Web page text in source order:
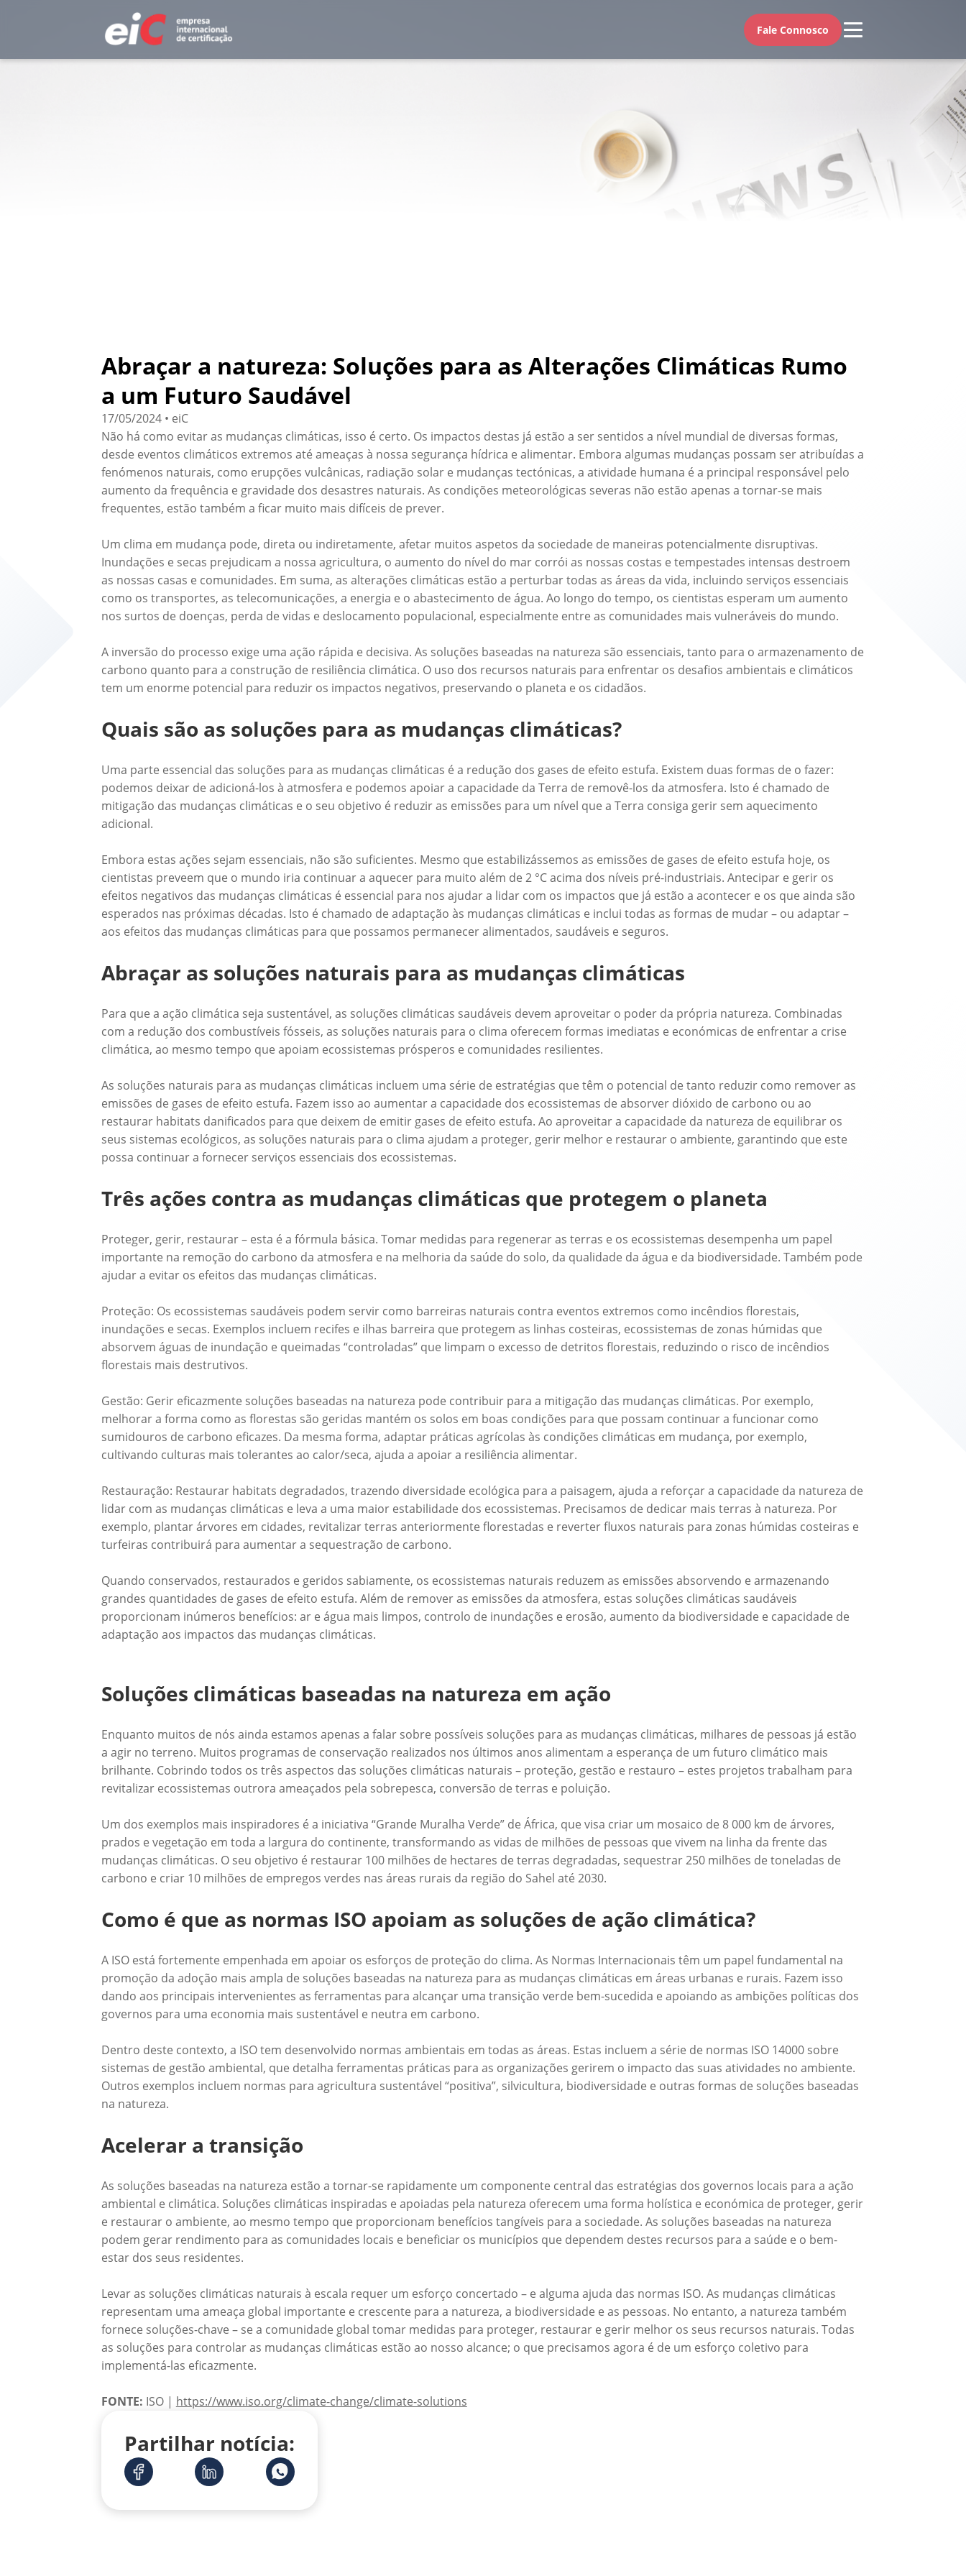
Fale Connosco
Abraçar a natureza: Soluções para as Alterações Climáticas Rumo
a um Futuro Saudável
17/05/2024 • eiC
Não há como evitar as mudanças climáticas, isso é certo. Os impactos destas já estão a ser sentidos a nível mundial de diversas formas,
desde eventos climáticos extremos até ameaças à nossa segurança hídrica e alimentar. Embora algumas mudanças possam ser atribuídas a
fenómenos naturais, como erupções vulcânicas, radiação solar e mudanças tectónicas, a atividade humana é a principal responsável pelo
aumento da frequência e gravidade dos desastres naturais. As condições meteorológicas severas não estão apenas a tornar-se mais
frequentes, estão também a ficar muito mais difíceis de prever.
Um clima em mudança pode, direta ou indiretamente, afetar muitos aspetos da sociedade de maneiras potencialmente disruptivas.
Inundações e secas prejudicam a nossa agricultura, o aumento do nível do mar corrói as nossas costas e tempestades intensas destroem
as nossas casas e comunidades. Em suma, as alterações climáticas estão a perturbar todas as áreas da vida, incluindo serviços essenciais
como os transportes, as telecomunicações, a energia e o abastecimento de água. Ao longo do tempo, os cientistas esperam um aumento
nos surtos de doenças, perda de vidas e deslocamento populacional, especialmente entre as comunidades mais vulneráveis do mundo.
A inversão do processo exige uma ação rápida e decisiva. As soluções baseadas na natureza são essenciais, tanto para o armazenamento de
carbono quanto para a construção de resiliência climática. O uso dos recursos naturais para enfrentar os desafios ambientais e climáticos
tem um enorme potencial para reduzir os impactos negativos, preservando o planeta e os cidadãos.
Quais são as soluções para as mudanças climáticas?
Uma parte essencial das soluções para as mudanças climáticas é a redução dos gases de efeito estufa. Existem duas formas de o fazer:
podemos deixar de adicioná-los à atmosfera e podemos apoiar a capacidade da Terra de removê-los da atmosfera. Isto é chamado de
mitigação das mudanças climáticas e o seu objetivo é reduzir as emissões para um nível que a Terra consiga gerir sem aquecimento
adicional.
Embora estas ações sejam essenciais, não são suficientes. Mesmo que estabilizássemos as emissões de gases de efeito estufa hoje, os
cientistas preveem que o mundo iria continuar a aquecer para muito além de 2 °C acima dos níveis pré-industriais. Antecipar e gerir os
efeitos negativos das mudanças climáticas é essencial para nos ajudar a lidar com os impactos que já estão a acontecer e os que ainda são
esperados nas próximas décadas. Isto é chamado de adaptação às mudanças climáticas e inclui todas as formas de mudar – ou adaptar –
aos efeitos das mudanças climáticas para que possamos permanecer alimentados, saudáveis e seguros.
Abraçar as soluções naturais para as mudanças climáticas
Para que a ação climática seja sustentável, as soluções climáticas saudáveis devem aproveitar o poder da própria natureza. Combinadas
com a redução dos combustíveis fósseis, as soluções naturais para o clima oferecem formas imediatas e económicas de enfrentar a crise
climática, ao mesmo tempo que apoiam ecossistemas prósperos e comunidades resilientes.
As soluções naturais para as mudanças climáticas incluem uma série de estratégias que têm o potencial de tanto reduzir como remover as
emissões de gases de efeito estufa. Fazem isso ao aumentar a capacidade dos ecossistemas de absorver dióxido de carbono ou ao
restaurar habitats danificados para que deixem de emitir gases de efeito estufa. Ao aproveitar a capacidade da natureza de equilibrar os
seus sistemas ecológicos, as soluções naturais para o clima ajudam a proteger, gerir melhor e restaurar o ambiente, garantindo que este
possa continuar a fornecer serviços essenciais dos ecossistemas.
Três ações contra as mudanças climáticas que protegem o planeta
Proteger, gerir, restaurar – esta é a fórmula básica. Tomar medidas para regenerar as terras e os ecossistemas desempenha um papel
importante na remoção do carbono da atmosfera e na melhoria da saúde do solo, da qualidade da água e da biodiversidade. Também pode
ajudar a evitar os efeitos das mudanças climáticas.
Proteção: Os ecossistemas saudáveis podem servir como barreiras naturais contra eventos extremos como incêndios florestais,
inundações e secas. Exemplos incluem recifes e ilhas barreira que protegem as linhas costeiras, ecossistemas de zonas húmidas que
absorvem águas de inundação e queimadas “controladas” que limpam o excesso de detritos florestais, reduzindo o risco de incêndios
florestais mais destrutivos.
Gestão: Gerir eficazmente soluções baseadas na natureza pode contribuir para a mitigação das mudanças climáticas. Por exemplo,
melhorar a forma como as florestas são geridas mantém os solos em boas condições para que possam continuar a funcionar como
sumidouros de carbono eficazes. Da mesma forma, adaptar práticas agrícolas às condições climáticas em mudança, por exemplo,
cultivando culturas mais tolerantes ao calor/seca, ajuda a apoiar a resiliência alimentar.
Restauração: Restaurar habitats degradados, trazendo diversidade ecológica para a paisagem, ajuda a reforçar a capacidade da natureza de
lidar com as mudanças climáticas e leva a uma maior estabilidade dos ecossistemas. Precisamos de dedicar mais terras à natureza. Por
exemplo, plantar árvores em cidades, revitalizar terras anteriormente florestadas e reverter fluxos naturais para zonas húmidas costeiras e
turfeiras contribuirá para aumentar a sequestração de carbono.
Quando conservados, restaurados e geridos sabiamente, os ecossistemas naturais reduzem as emissões absorvendo e armazenando
grandes quantidades de gases de efeito estufa. Além de remover as emissões da atmosfera, estas soluções climáticas saudáveis
proporcionam inúmeros benefícios: ar e água mais limpos, controlo de inundações e erosão, aumento da biodiversidade e capacidade de
adaptação aos impactos das mudanças climáticas.
Soluções climáticas baseadas na natureza em ação
Enquanto muitos de nós ainda estamos apenas a falar sobre possíveis soluções para as mudanças climáticas, milhares de pessoas já estão
a agir no terreno. Muitos programas de conservação realizados nos últimos anos alimentam a esperança de um futuro climático mais
brilhante. Cobrindo todos os três aspectos das soluções climáticas naturais – proteção, gestão e restauro – estes projetos trabalham para
revitalizar ecossistemas outrora ameaçados pela sobrepesca, conversão de terras e poluição.
Um dos exemplos mais inspiradores é a iniciativa “Grande Muralha Verde” de África, que visa criar um mosaico de 8 000 km de árvores,
prados e vegetação em toda a largura do continente, transformando as vidas de milhões de pessoas que vivem na linha da frente das
mudanças climáticas. O seu objetivo é restaurar 100 milhões de hectares de terras degradadas, sequestrar 250 milhões de toneladas de
carbono e criar 10 milhões de empregos verdes nas áreas rurais da região do Sahel até 2030.
Como é que as normas ISO apoiam as soluções de ação climática?
A ISO está fortemente empenhada em apoiar os esforços de proteção do clima. As Normas Internacionais têm um papel fundamental na
promoção da adoção mais ampla de soluções baseadas na natureza para as mudanças climáticas em áreas urbanas e rurais. Fazem isso
dando aos principais intervenientes as ferramentas para alcançar uma transição verde bem-sucedida e apoiando as ambições políticas dos
governos para uma economia mais sustentável e neutra em carbono.
Dentro deste contexto, a ISO tem desenvolvido normas ambientais em todas as áreas. Estas incluem a série de normas ISO 14000 sobre
sistemas de gestão ambiental, que detalha ferramentas práticas para as organizações gerirem o impacto das suas atividades no ambiente.
Outros exemplos incluem normas para agricultura sustentável “positiva”, silvicultura, biodiversidade e outras formas de soluções baseadas
na natureza.
Acelerar a transição
As soluções baseadas na natureza estão a tornar-se rapidamente um componente central das estratégias dos governos locais para a ação
ambiental e climática. Soluções climáticas inspiradas e apoiadas pela natureza oferecem uma forma holística e económica de proteger, gerir
e restaurar o ambiente, ao mesmo tempo que proporcionam benefícios tangíveis para a sociedade. As soluções baseadas na natureza
podem gerar rendimento para as comunidades locais e beneficiar os municípios que dependem destes recursos para a saúde e o bem-
estar dos seus residentes.
Levar as soluções climáticas naturais à escala requer um esforço concertado – e alguma ajuda das normas ISO. As mudanças climáticas
representam uma ameaça global importante e crescente para a natureza, a biodiversidade e as pessoas. No entanto, a natureza também
fornece soluções-chave – se a comunidade global tomar medidas para proteger, restaurar e gerir melhor os seus recursos naturais. Todas
as soluções para controlar as mudanças climáticas estão ao nosso alcance; o que precisamos agora é de um esforço coletivo para
implementá-las eficazmente.
FONTE: ISO | https://www.iso.org/climate-change/climate-solutions
Partilhar notícia: